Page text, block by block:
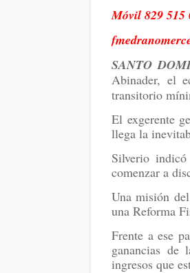
Móvil 829 515
SANTO
Abinader, el
transitorio
El exgerente
llega la
Silverio
comenzar a
Una misión
una Reforma
Frente a ese
ganancias de
ingresos que